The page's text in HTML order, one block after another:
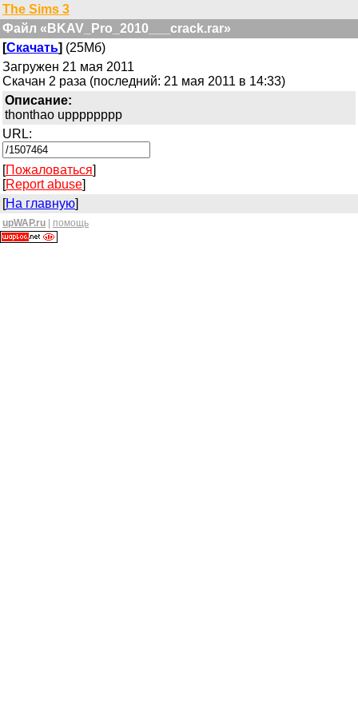
The Sims 3
Файл «BKAV_Pro_2010___crack.rar»
[Скачать] (25Мб)
Загружен 21 мая 2011
Скачан 2 раза (последний: 21 мая 2011 в 14:33)
Описание:
thonthao upppppppp
URL:
[Пожаловаться]
[Report abuse]
[На главную]
upWAP.ru помощь